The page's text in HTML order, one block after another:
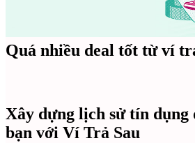
Quá nhiều deal tốt từ ví
Xây dựng lịch sử tín dụng
bạn với Ví Trả Sau